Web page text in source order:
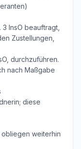
InsO beauftragt,
Zustellungen,
durchzuführen.
nach Maßgabe
diese
weiterhin